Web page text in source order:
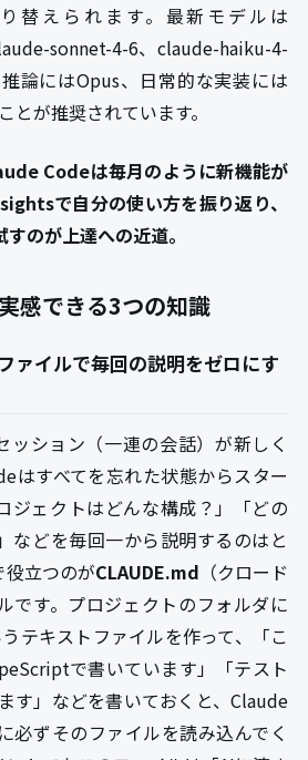
替えられます。最新モデルは
sonnet-4-6、claude-haiku-4-
論にはOpus、日常的な実装には
が推奨されています。
Codeは毎月のように新機能が
で自分の使い方を振り返り、
のが上達への近道。
感できる3つの知識
ァイルで毎回の説明をゼロにす
ッション（一連の会話）が新しく
はすべてを忘れた状態からスター
ジェクトはどんな構成？」「どの
などを毎回一から説明するのはと
役立つのがCLAUDE.md （クロード
です。プロジェクトのフォルダに
うテキストファイルを作って、「こ
で書いています」「テスト
す」などを書いておくと、Claude
必ずそのファイルを読み込んでく